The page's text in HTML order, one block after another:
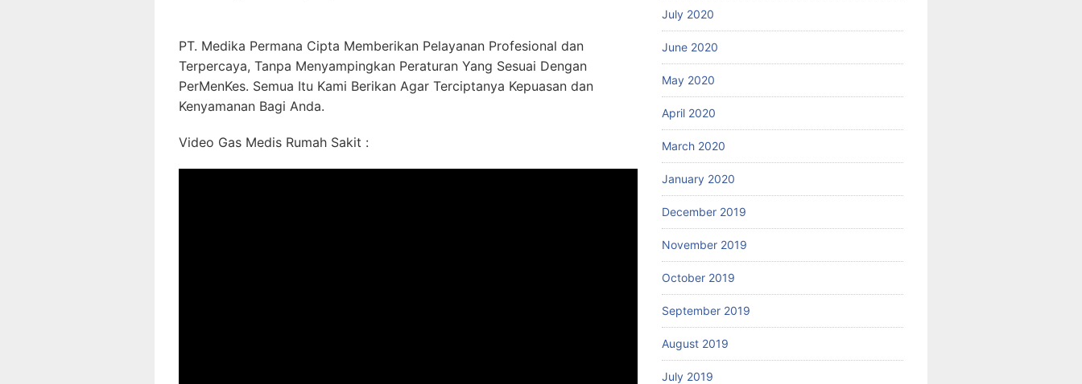
PT. Medika Permana Cipta Memberikan Pelayanan Profesional dan
Terpercaya, Tanpa Menyampingkan Peraturan Yang Sesuai Dengan
PerMenKes. Semua Itu Kami Berikan Agar Terciptanya Kepuasan dan
Kenyamanan Bagi Anda.
Video Gas Medis Rumah Sakit :
July 2020
June 2020
May 2020
April 2020
March 2020
January 2020
December 2019
November 2019
October 2019
September 2019
August 2019
July 2019